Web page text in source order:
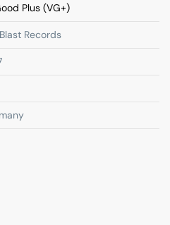
Plus (VG+)
Records